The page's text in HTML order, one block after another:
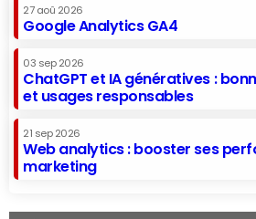
27 aoû 2026
Google Analytics GA4
03 sep 2026
ChatGPT et IA génératives :
et usages responsables
21 sep 2026
Web analytics : booster ses
marketing